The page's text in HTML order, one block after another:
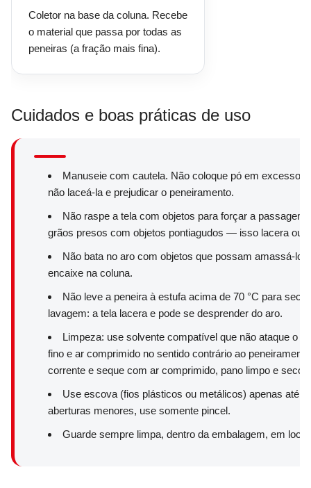
Coletor na base da coluna. Recebe
o material que passa por todas as
peneiras (a fração mais fina).
Cuidados e boas práticas de uso
Manuseie com cautela. Não coloque pó em excesso
não laceá-la e prejudicar o peneiramento.
Não raspe a tela com objetos para forçar a passagem
grãos presos com objetos pontiagudos — isso lacera ou
Não bata no aro com objetos que possam amassá-lo,
encaixe na coluna.
Não leve a peneira à estufa acima de 70 °C para
lavagem: a tela lacera e pode se desprender do aro.
Limpeza: use solvente compatível que não ataque o
fino e ar comprimido no sentido contrário ao
corrente e seque com ar comprimido, pano limpo e seco
Use escova (fios plásticos ou metálicos) apenas até a
aberturas menores, use somente pincel.
Guarde sempre limpa, dentro da embalagem, em